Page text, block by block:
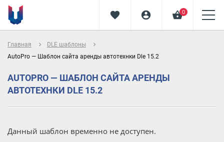
favorite account_circle shopping_basket0
Главная navigate_next DLE шаблоны
navigate_next
AutoPro — Шаблон сайта аренды автотехнки Dle 15.2
AUTOPRO — ШАБЛОН САЙТА АРЕНДЫ
АВТОТЕХНКИ DLE 15.2
Данный шаблон временно не доступен.